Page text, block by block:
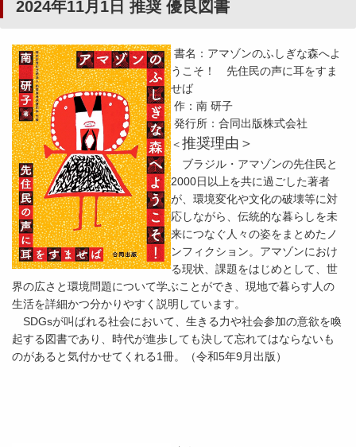
2024年11月1日 推奨 優良図書
書名：アマゾンのふしぎな森へよ
うこそ！ 先住民の声に耳をすま
せば
作：南 研子
発行所：合同出版株式会社
＜推奨理由＞
ブラジル・アマゾンの先住民と
2000日以上を共に過ごした著者
が、環境変化や文化の破壊等に対
応しながら、伝統的な暮らしを未
来につなぐ人々の姿をまとめたノ
ンフィクション。アマゾンにおけ
る現状、課題をはじめとして、世
界の広さと環境問題について学ぶことができ、現地で暮らす人の
生活を詳細かつ分かりやすく説明しています。
SDGsが叫ばれる社会において、生きる力や社会参加の意欲を喚
起する図書であり、時代が進歩しても決して忘れてはならないも
のがあると気付かせてくれる1冊。（令和5年9月出版）